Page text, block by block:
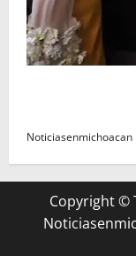
Noticiasenmichoacan
Copyright ©